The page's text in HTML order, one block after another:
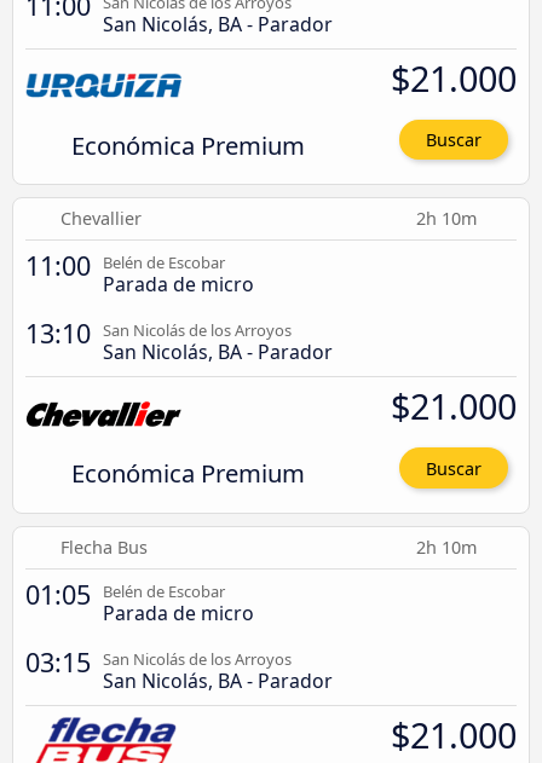
San Nicolás, BA - Parador
Económica Premium
$21.000
Buscar
Chevallier 2h 10m
11:00 Belén de Escobar
Parada de micro
13:10 San Nicolás de los Arroyos
San Nicolás, BA - Parador
Económica Premium
$21.000
Buscar
Flecha Bus 2h 10m
01:05 Belén de Escobar
Parada de micro
03:15 San Nicolás de los Arroyos
San Nicolás, BA - Parador
$21.000